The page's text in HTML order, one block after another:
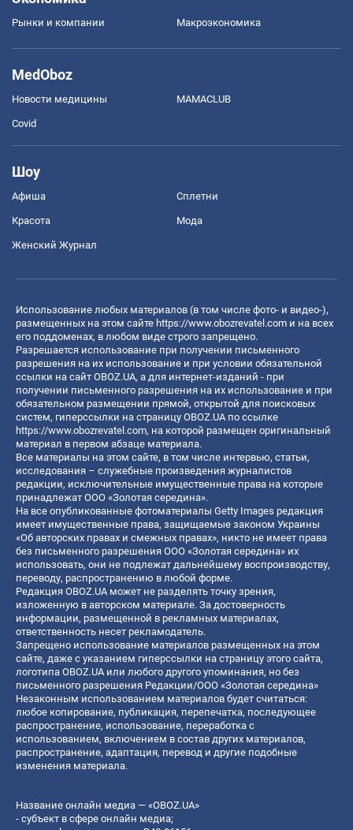
Рынки и компании Mакроэкономика
MedOboz
Новости медицины MAMACLUB
Covid
Шоу
Афиша Сплетни
Красота Мода
Женский Журнал
Использование любых материалов (в том числе фото- и видео-),
размещенных на этом сайте https://www.obozrevatel.com и на всех
его поддоменах, в любом виде строго запрещено.
Разрешается использование при получении письменного
разрешения на их использование и при условии обязательной
ссылки на сайт OBOZ.UA, а для интернет-изданий - при
получении письменного разрешения на их использование и при
обязательном размещении прямой, открытой для поисковых
систем, гиперссылки на страницу OBOZ.UA по ссылке
https://www.obozrevatel.com, на которой размещен оригинальный
материал в первом абзаце материала.
Все материалы на этом сайте, в том числе интервью, статьи,
исследования – служебные произведения журналистов
редакции, исключительные имущественные права на которые
принадлежат ООО «Золотая середина».
На все опубликованные фотоматериалы Getty Images редакция
имеет имущественные права, защищаемые законом Украины
«Об авторских правах и смежных правах», никто не имеет права
без письменного разрешения ООО «Золотая середина» их
использовать, они не подлежат дальнейшему воспроизводству,
переводу, распространению в любой форме.
Редакция OBOZ.UA может не разделять точку зрения,
изложенную в авторском материале. За достоверность
информации, размещенной в рекламных материалах,
ответственность несет рекламодатель.
Запрещено использование материалов размещенных на этом
сайте, даже с указанием гиперссылки на страницу этого сайта,
логотипа OBOZ.UA или любого другого упоминания, но без
письменного разрешения Редакции/ООО «Золотая середина»
Незаконным использованием материалов будет считаться:
любое копирование, публикация, перепечатка, последующее
распространение, использование, переработка с
использованием, включением в состав других материалов,
распространение, адаптация, перевод и другие подобные
изменения материала.
Название онлайн медиа — «OBOZ.UA»
- субъект в сфере онлайн медиа;